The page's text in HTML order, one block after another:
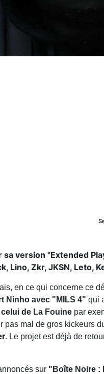
version "Extended
Lino, Zkr, JKSN, Leto,
en ce qui concerne ce
Ninho avec "MILS 4" qui
de La Fouine par
pas mal de gros kickeurs
. Le projet est déjà de
sur "Boîte Noire :